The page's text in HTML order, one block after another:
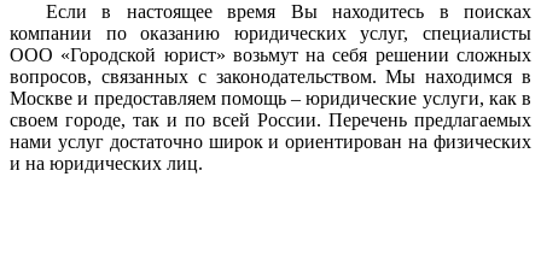
Если в настоящее время Вы находитесь в поисках
компании по оказанию юридических услуг, специалисты
ООО «Городской юрист» возьмут на себя решении сложных
вопросов, связанных с законодательством. Мы находимся в
Москве и предоставляем помощь – юридические услуги, как в
своем городе, так и по всей России. Перечень предлагаемых
нами услуг достаточно широк и ориентирован на физических
и на юридических лиц.